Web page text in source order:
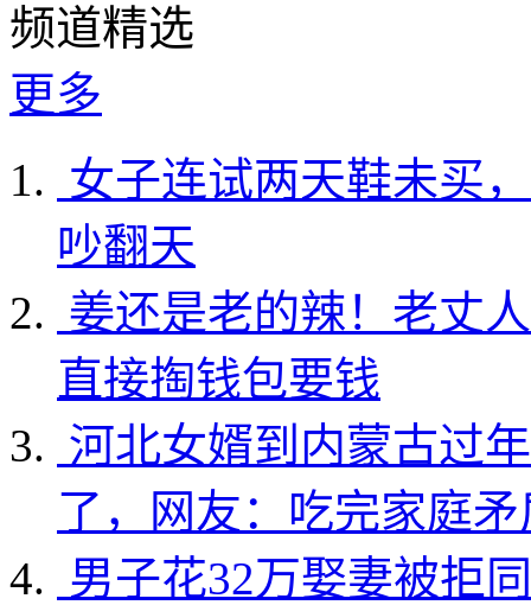
频道精选
更多
女子连试两天鞋未买
吵翻天
姜还是老的辣！老丈
直接掏钱包要钱
河北女婿到内蒙古过
了，网友：吃完家庭
男子花32万娶妻被拒